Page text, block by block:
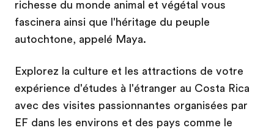
richesse du monde animal et végétal vous
fascinera ainsi que l'héritage du peuple
autochtone, appelé Maya.
Explorez la culture et les attractions de votre
expérience d'études à l'étranger au Costa Rica
avec des visites passionnantes organisées par
EF dans les environs et des pays comme le